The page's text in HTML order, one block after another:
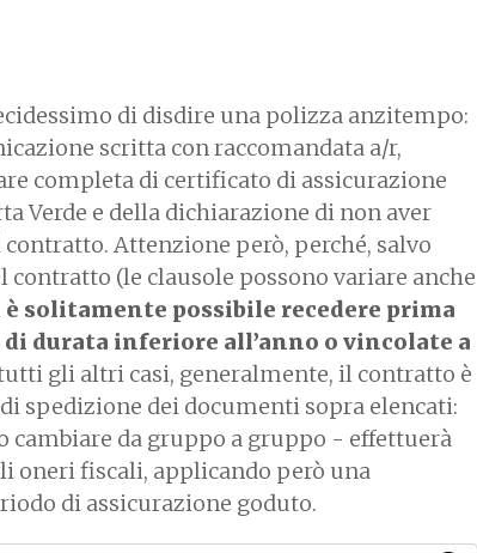
di disdire una polizza anzitempo:
scritta con raccomandata a/r,
completa di certificato di assicurazione
Verde e della dichiarazione di non aver
Attenzione però, perché, salvo
(le clausole possono variare anche
è solitamente possibile recedere prima
durata inferiore all’anno o vincolate a
gli altri casi, generalmente, il contratto è
spedizione dei documenti sopra elencati:
cambiare da gruppo a gruppo - effettuerà
oneri fiscali, applicando però una
di assicurazione goduto.